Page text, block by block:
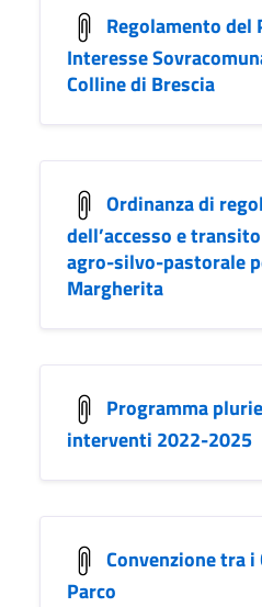
Regolamento del
Interesse
Colline di Brescia
Ordinanza di
dell’accesso e
agro-silvo-pastorale
Margherita
Programma
interventi 2022-2025
Convenzione tra i
Parco